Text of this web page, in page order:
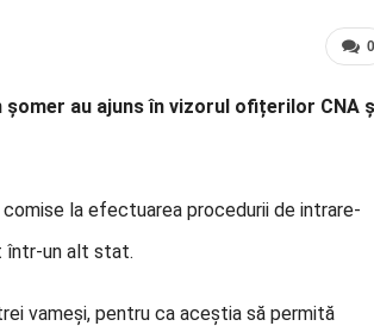
0
au ajuns în vizorul ofițerilor CNA
la efectuarea procedurii de intrare-
într-un alt stat.
vameși, pentru ca aceștia să permită